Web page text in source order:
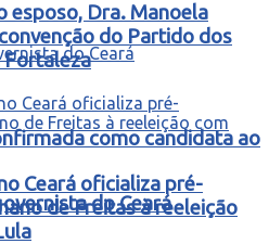
como candidata ao
do Ceará
esposo, Dra. Manoela
do Partido dos
Fortaleza
Ceará oficializa pré-
de Freitas à reeleição